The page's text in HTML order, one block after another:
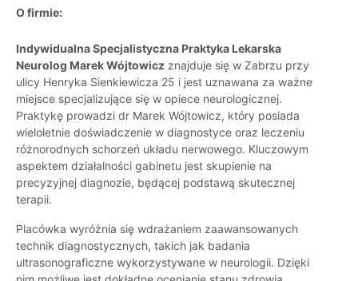
O firmie:
Indywidualna Specjalistyczna Praktyka Lekarska
Neurolog Marek Wójtowicz znajduje się w Zabrzu przy
ulicy Henryka Sienkiewicza 25 i jest uznawana za ważne
miejsce specjalizujące się w opiece neurologicznej.
Praktykę prowadzi dr Marek Wójtowicz, który posiada
wieloletnie doświadczenie w diagnostyce oraz leczeniu
różnorodnych schorzeń układu nerwowego. Kluczowym
aspektem działalności gabinetu jest skupienie na
precyzyjnej diagnozie, będącej podstawą skutecznej
terapii.
Placówka wyróżnia się wdrażaniem zaawansowanych
technik diagnostycznych, takich jak badania
ultrasonograficzne wykorzystywane w neurologii. Dzięki